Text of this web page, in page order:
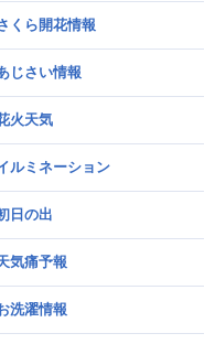
くら開花情報
じさい情報
火天気
ルミネーション
日の出
気痛予報
洗濯情報